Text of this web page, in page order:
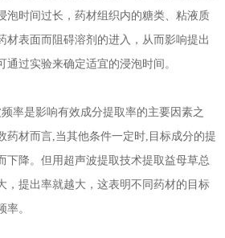
泡时间过长，药材组织内的糖类、粘液质
材表面而阻碍溶剂的进入，从而影响提出
过实验来确定适宜的浸泡时间。
是影响有效成分提取率的主要因素之
药材而言,当其他条件一定时,目标成分的提
下降。但用超声波提取技术提取益母草总
，提出率就越大，这表明不同药材的目标
率。